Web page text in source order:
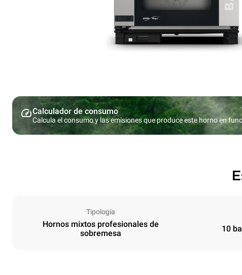
Calculador de consumo
Calcula el consumo y las emisiones que produce este horno en
Tipología
Hornos mixtos profesionales de
sobremesa
10